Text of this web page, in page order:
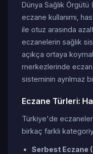
Dünya Sağlık
eczane kullanımı,
ile otuz arasında
eczanelerin sağlık
açıkça ortaya
merkezlerinde
sisteminin ayrılmaz
Eczane Türleri:
Türkiye'de eczaneler
birkaç farklı
Serbest Eczane